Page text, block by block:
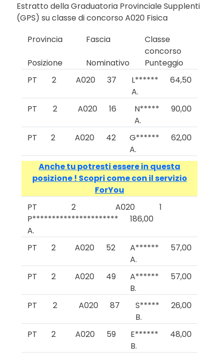
Estratto della Graduatoria Provinciale Supplenti
(GPS) su classe di concorso A020 Fisica
Provincia
Fascia
Classe
concorso
Posizione
Nominativo
Punteggio
PT
2 A020 37
L******
A.
64,50
PT 2 A020 16
N*****
A.
90,00
PT 2 A020 42
G******
A.
62,00
Anche tu potresti essere in questa
posizione ! Scopri come con il servizio
ForYou
PT
2 A020
1
P**********************
A.
186,00
PT 2 A020 52
A******
A.
57,00
PT 2 A020 49
A******
B.
57,00
PT 2 A020 87
S*****
B.
26,00
PT 2 A020 59
E******
B.
48,00